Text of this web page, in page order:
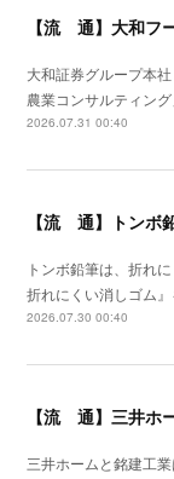
大和証券グループ本
農業コンサルティン
2026.07.31 00:40
トンボ鉛筆は、折れ
折れにくい消しゴム
2026.07.30 00:40
三井ホームと銘建工